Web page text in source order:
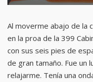
Al moverme abajo de la
en la proa de la 399
con sus seis pies de
de gran tamaño. Fue un
relajarme. Tenía una